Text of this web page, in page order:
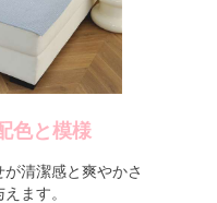
色と模様
清潔感と爽やかさ
ます。